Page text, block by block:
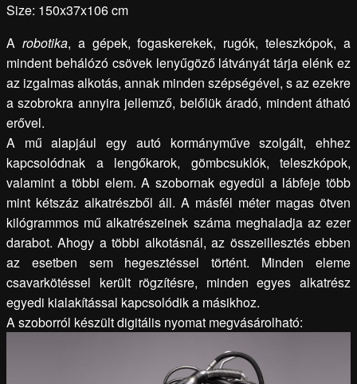
Size: 150x37x106 cm
A robotika, a gépek, fogaskerekek, rugók, teleszkópok, a
mindent behálózó csövek lenyűgöző látványát tárja elénk ez
az izgalmas alkotás, annak minden szépségével, s az ezekre
a szobrokra annyira jellemző, belőlük áradó, mindent átható
erővel.
A mű alapjául egy autó kormányműve szolgált, ehhez
kapcsolódnak a lengőkarok, gömbcsuklók, teleszkópok,
valamint a többi elem. A szobornak egyedül a lábfeje több
mint kétszáz alkatrészből áll. A másfél méter magas ötven
kilógrammos mű alkatrészeinek száma meghaladja az ezer
darabot. Ahogy a többi alkotásnál, az összeillesztés ebben
az esetben sem hegesztéssel történt. Minden eleme
csavarkötéssel került rögzítésre, minden egyes alkatrész
egyedi kialakítással kapcsolódik a másikhoz.
A szoborról készült digitális nyomat megvásárolható: